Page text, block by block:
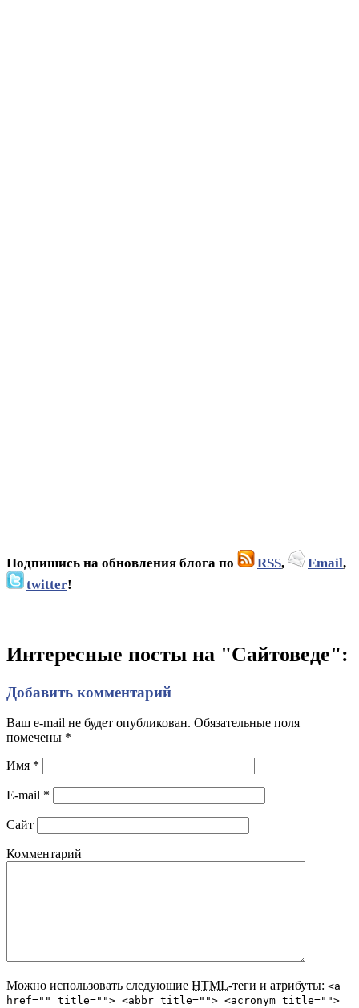
Подпишись на обновления блога по RSS, Email,
twitter!
Интересные посты на "Сайтоведе":
Добавить комментарий
Ваш e-mail не будет опубликован. Обязательные поля
помечены *
Имя *
E-mail *
Сайт
Комментарий
Можно использовать следующие HTML-теги и атрибуты: <a
href="" title=""> <abbr title=""> <acronym title="">